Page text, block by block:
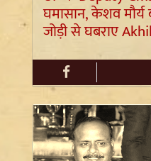
घमासान, केशव
जोड़ी से घबराए